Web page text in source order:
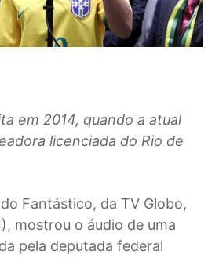
em 2014, quando a atual
licenciada do Rio de
Fantástico, da TV Globo,
mostrou o áudio de uma
pela deputada federal